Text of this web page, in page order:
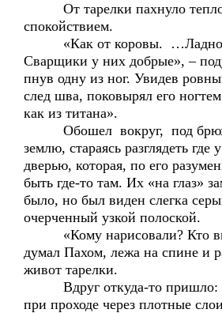
От тарелки пахнуло
спокойствием.
«Как от коровы. …Ладно
Сварщики у них добрые», –
пнув одну из ног. Увидев
след шва, поковырял его
как из титана».
Обошел вокруг, под
землю, стараясь разглядеть где
дверью, которая, по его
быть где-то там. Их «на глаз»
было, но был виден слегка
очерченный узкой полоской.
«Кому нарисовали? Кто
думал Пахом, лежа на спине и
живот тарелки.
Вдруг откуда-то пришло:
при проходе через плотные